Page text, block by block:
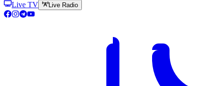
Live TV
Live Radio